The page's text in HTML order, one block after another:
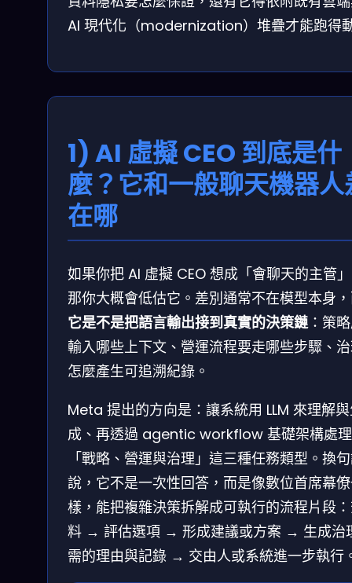
AI 現代化（modernization）堆疊才能跑得
1) AI 虛擬 CEO 到底是什
麼？它和一般聊天機器人
在哪
如果你把 AI 虛擬 CEO 想成「會聊天的主管
那你大概會低估它。差別通常不在模型本身
它是不是把語言輸出接到真實的決策鏈：策
輸入哪些上下文、營運流程要走哪些步驟、
怎麼產生可追溯紀錄。
Meta 提出的方向是：讓系統用 LLM 來理解
成、再透過 agentic workflow 基礎架構處理
「戰略、營運與治理」這三種任務類型。換
說，它不是一次性回答，而是像數位首席幕
樣，能把複雜決策拆解成可執行的流程片段
料 → 評估選項 → 形成建議或方案 → 生成治
需的理由與記錄 → 交由人或系統進一步執行